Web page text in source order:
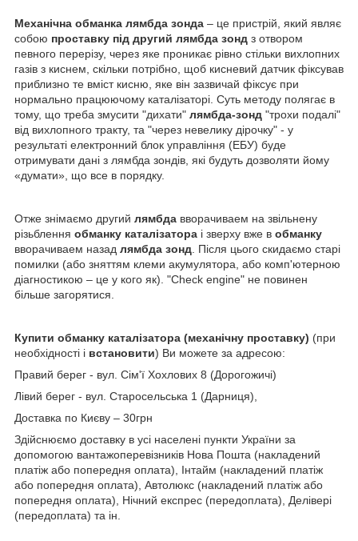
Механічна обманка лямбда зонда – це пристрій, який являє
собою проставку під другий лямбда зонд з отвором
певного перерізу, через яке проникає рівно стільки вихлопних
газів з киснем, скільки потрібно, щоб кисневий датчик фіксував
приблизно те вміст кисню, яке він зазвичай фіксує при
нормально працюючому каталізаторі. Суть методу полягає в
тому, що треба змусити "дихати" лямбда-зонд "трохи подалі"
від вихлопного тракту, та "через невелику дірочку" - у
результаті електронний блок управління (ЕБУ) буде
отримувати дані з лямбда зондів, які будуть дозволяти йому
«думати», що все в порядку.
Отже знімаємо другий лямбда вворачиваем на звільнену
різьблення обманку каталізатора і зверху вже в обманку
вворачиваем назад лямбда зонд . Після цього скидаємо старі
помилки (або зняттям клеми акумулятора, або комп'ютерною
діагностикою – це у кого як). "Check engine" не повинен
більше загорятися.
Купити обманку каталізатора (механічну проставку) (при
необхідності і встановити) Ви можете за адресою:
Правий берег - вул. Сім'ї Хохлових 8 (Дорогожичі)
Лівий берег - вул. Старосельська 1 (Дарниця),
Доставка по Києву – 30грн
Здійснюємо доставку в усі населені пункти України за
допомогою вантажоперевізників Нова Пошта (накладений
платіж або попередня оплата), Інтайм (накладений платіж
або попередня оплата), Автолюкс (накладений платіж або
попередня оплата), Нічний експрес (передоплата), Делівері
(передоплата) та ін.